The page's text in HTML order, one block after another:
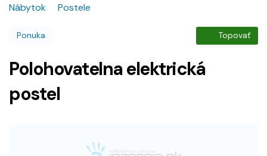
Nábytok Postele
Ponuka Topovať
Polohovatelna elektrická
postel